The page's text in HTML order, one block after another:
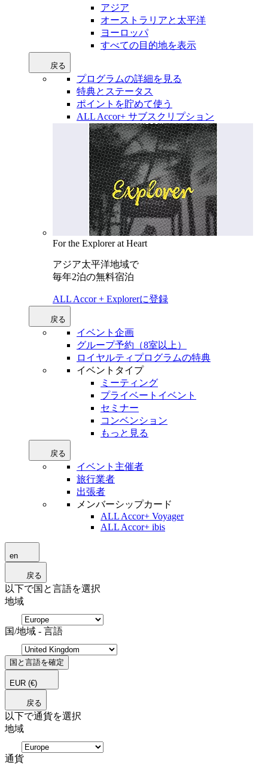
アジア
オーストラリアと太平洋
ヨーロッパ
すべての目的地を表示
戻る
プログラムの詳細を見る
特典とステータス
ポイントを貯めて使う
ALL Accor+ サブスクリプション
For the Explorer at Heart
アジア太平洋地域で
毎年2泊の無料宿泊
ALL Accor + Explorerに登録
戻る
イベント企画
グループ予約（8室以上）
ロイヤルティプログラムの特典
イベントタイプ
ミーティング
プライベートイベント
セミナー
コンベンション
もっと見る
戻る
イベント主催者
旅行業者
出張者
メンバーシップカード
ALL Accor+ Voyager
ALL Accor+ ibis
en
戻る
以下で国と言語を選択
地域
国/地域 - 言語
国と言語を確定
EUR (€)
戻る
以下で通貨を選択
地域
通貨